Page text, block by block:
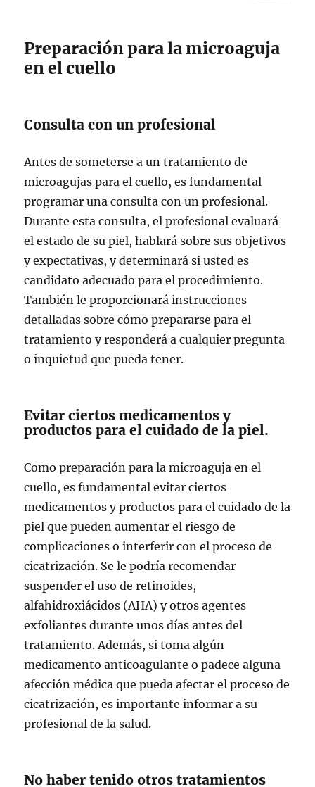
Preparación para la microaguja
en el cuello
Consulta con un profesional
Antes de someterse a un tratamiento de
microagujas para el cuello, es fundamental
programar una consulta con un profesional.
Durante esta consulta, el profesional evaluará
el estado de su piel, hablará sobre sus objetivos
y expectativas, y determinará si usted es
candidato adecuado para el procedimiento.
También le proporcionará instrucciones
detalladas sobre cómo prepararse para el
tratamiento y responderá a cualquier pregunta
o inquietud que pueda tener.
Evitar ciertos medicamentos y
productos para el cuidado de la piel.
Como preparación para la microaguja en el
cuello, es fundamental evitar ciertos
medicamentos y productos para el cuidado de la
piel que pueden aumentar el riesgo de
complicaciones o interferir con el proceso de
cicatrización. Se le podría recomendar
suspender el uso de retinoides,
alfahidroxiácidos (AHA) y otros agentes
exfoliantes durante unos días antes del
tratamiento. Además, si toma algún
medicamento anticoagulante o padece alguna
afección médica que pueda afectar el proceso de
cicatrización, es importante informar a su
profesional de la salud.
No haber tenido otros tratamientos